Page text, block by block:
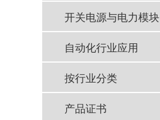
开关电源与电力模块
自动化行业应用
按行业分类
产品证书